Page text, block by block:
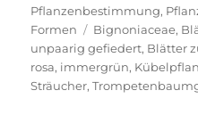
Pflanzenbestimmung,
Formen
Schlagwörter
Bignoniaceae,
unpaarig gefiedert, Blätter
rosa, immergrün,
Sträucher,